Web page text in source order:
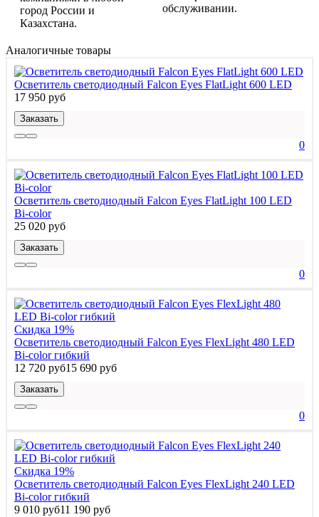
город России и
Казахстана.
обслуживании.
Аналогичные товары
Осветитель светодиодный Falcon Eyes FlatLight 600 LED
17 950 руб
Заказать
0
Осветитель светодиодный Falcon Eyes FlatLight 100 LED
Bi-color
25 020 руб
Заказать
0
Скидка 19%
Осветитель светодиодный Falcon Eyes FlexLight 480 LED
Bi-color гибкий
12 720 руб15 690 руб
Заказать
0
Скидка 19%
Осветитель светодиодный Falcon Eyes FlexLight 240 LED
Bi-color гибкий
9 010 руб11 190 руб